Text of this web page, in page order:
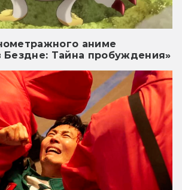
аниме
Бездне: Тайна пробуждения»